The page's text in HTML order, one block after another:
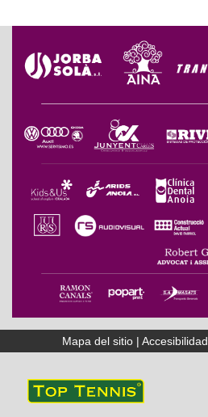
Mapa del sitio |Accesibilidad